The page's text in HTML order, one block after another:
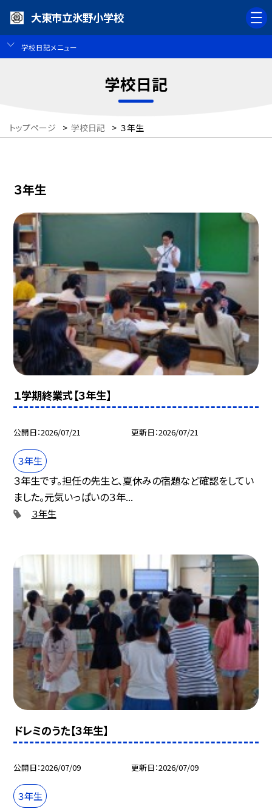
大東市立氷野小学校
学校日記メニュー
学校日記
トップページ > 学校日記 > ３年生
３年生
１学期終業式【３年生】
公開日 2026/07/21 更新日 2026/07/21
３年生
３年生です。担任の先生と、夏休みの宿題など確認をしてい
ました。元気いっぱいの３年...
３年生
ドレミのうた【３年生】
公開日 2026/07/09 更新日 2026/07/09
３年生